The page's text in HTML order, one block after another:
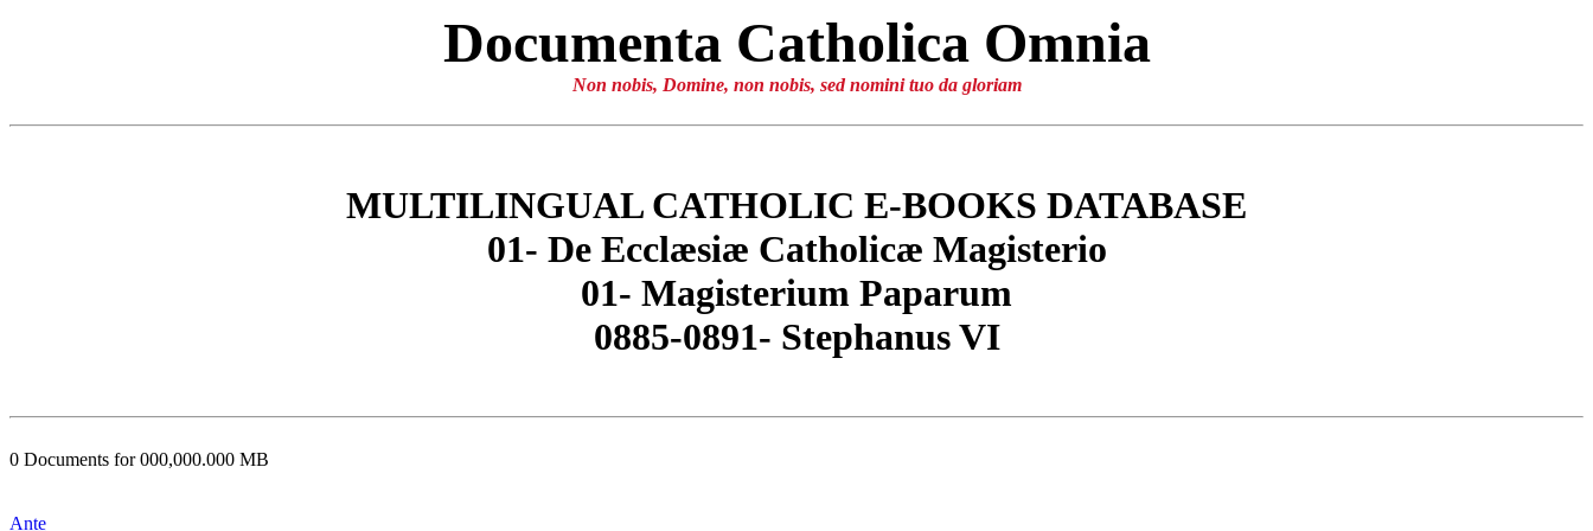
Documenta Catholica Omnia
Non nobis, Domine, non nobis, sed nomini tuo da gloriam
MULTILINGUAL CATHOLIC E-BOOKS DATABASE
01- De Ecclæsiæ Catholicæ Magisterio
01- Magisterium Paparum
0885-0891- Stephanus VI
0 Documents for 000,000.000 MB
Ante